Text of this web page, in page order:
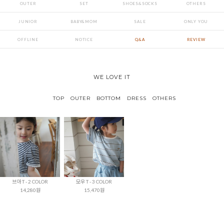
OUTER SET SHOES&SOCKS OTHERS
JUNIOR BABY&MOM SALE ONLY YOU
OFFLINE NOTICE Q&A REVIEW
WE LOVE IT
TOP OUTER BOTTOM DRESS OTHERS
브아 T - 2 COLOR
14,280원
모우 T - 3 COLOR
15,470원